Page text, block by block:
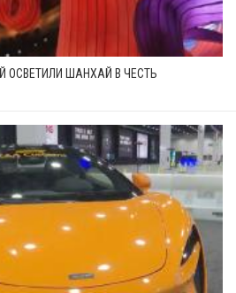
ШАНХАЙ В ЧЕСТЬ